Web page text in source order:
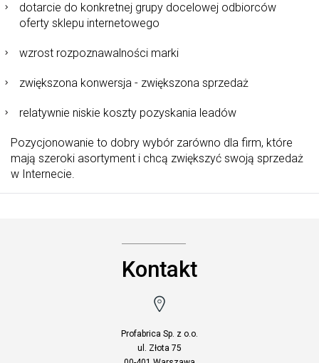
dotarcie do konkretnej grupy docelowej odbiorców
oferty sklepu internetowego
wzrost rozpoznawalności marki
zwiększona konwersja - zwiększona sprzedaż
relatywnie niskie koszty pozyskania leadów
Pozycjonowanie to dobry wybór zarówno dla firm, które
mają szeroki asortyment i chcą zwiększyć swoją sprzedaż
w Internecie.
Kontakt
Profabrica Sp. z o.o.
ul. Złota 75